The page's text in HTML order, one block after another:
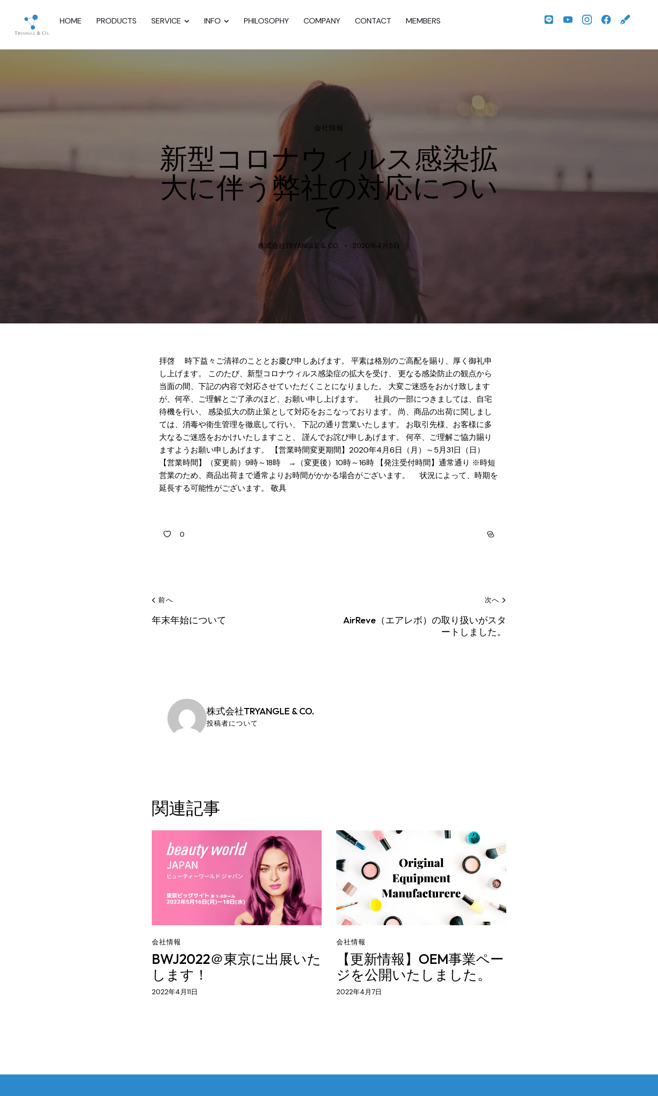
HOME PRODUCTS SERVICE INFO PHILOSOPHY COMPANY CONTACT MEMBERS
会社情報
新型コロナウィルス感染拡
大に伴う弊社の対応につい
て
株式会社TRYANGLE & CO. 2020年4月5日
拝啓 時下益々ご清祥のこととお慶び申しあげます。 平素は格別のご高配を賜り、厚く御礼申
し上げます。 このたび、新型コロナウィルス感染症の拡大を受け、 更なる感染防止の観点から
当面の間、下記の内容で対応させていただくことになりました。 大変ご迷惑をおかけ致します
が、何卒、ご理解とご了承のほど、お願い申し上げます。 社員の一部につきましては、自宅
待機を行い、 感染拡大の防止策として対応をおこなっております。 尚、商品の出荷に関しまし
ては、消毒や衛生管理を徹底して行い、 下記の通り営業いたします。 お取引先様、お客様に多
大なるご迷惑をおかけいたしますこと、 謹んでお詫び申しあげます。 何卒、ご理解ご協力賜り
ますようお願い申しあげます。 【営業時間変更期間】2020年4月6日（月）～5月31日（日）
【営業時間】（変更前）9時～18時 →（変更後）10時～16時 【発注受付時間】通常通り ※時短
営業のため、商品出荷まで通常よりお時間がかかる場合がございます。 状況によって、時期を
延長する可能性がございます。 敬具
0
前へ
年末年始について
次へ
AirReve（エアレボ）の取り扱いがスタ
ートしました。
株式会社TRYANGLE & CO.
投稿者について
関連記事
会社情報
BWJ2022＠東京に出展いた
します！
2022年4月11日
会社情報
【更新情報】OEM事業ペー
ジを公開いたしました。
2022年4月7日